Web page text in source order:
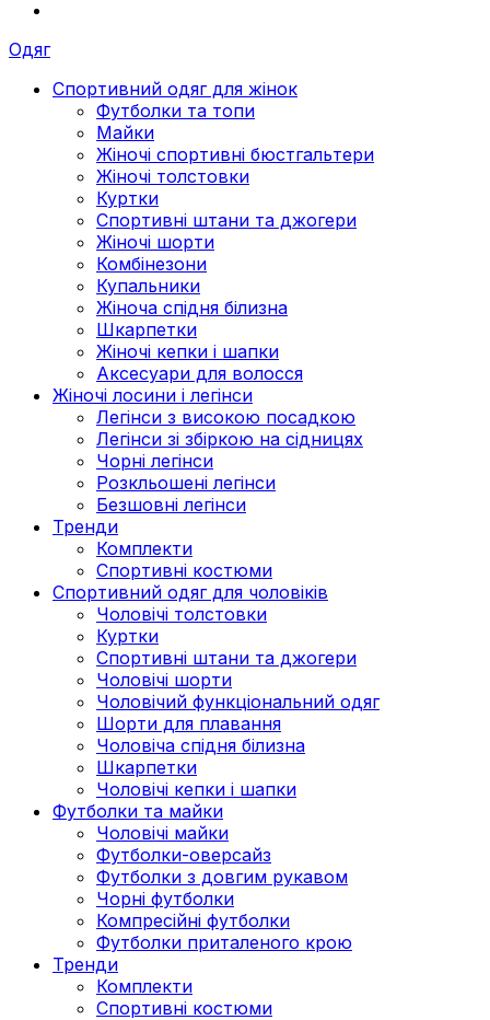
Одяг
Спортивний одяг для жінок
Футболки та топи
Майки
Жіночі спортивні бюстгальтери
Жіночі толстовки
Куртки
Спортивні штани та джогери
Жіночі шорти
Комбінезони
Купальники
Жіноча спідня білизна
Шкарпетки
Жіночі кепки і шапки
Аксесуари для волосся
Жіночі лосини і легінси
Легінси з високою посадкою
Легінси зі збіркою на сідницях
Чорні легінси
Розкльошені легінси
Безшовні легінси
Тренди
Комплекти
Спортивні костюми
Спортивний одяг для чоловіків
Чоловічі толстовки
Куртки
Спортивні штани та джогери
Чоловічі шорти
Чоловічий функціональний одяг
Шорти для плавання
Чоловіча спідня білизна
Шкарпетки
Чоловічі кепки і шапки
Футболки та майки
Чоловічі майки
Футболки-оверсайз
Футболки з довгим рукавом
Чорні футболки
Компресійні футболки
Футболки приталеного крою
Тренди
Комплекти
Спортивні костюми